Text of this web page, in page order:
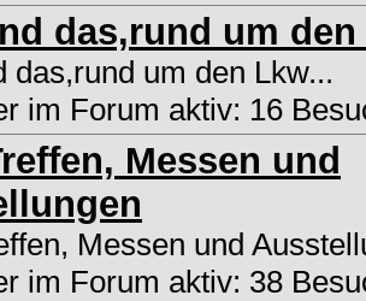
das,rund um den
das,rund um den Lkw...
im Forum aktiv: 16
Messen und
Messen und
im Forum aktiv: 38